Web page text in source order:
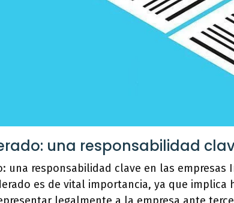
una responsabilidad
una responsabilidad clave en las
es de vital importancia, ya que implica